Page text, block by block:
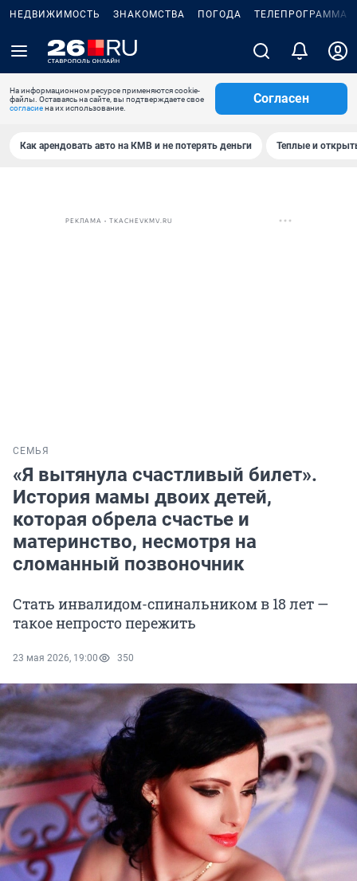
НЕДВИЖИМОСТЬ ЗНАКОМСТВА ПОГОДА ТЕЛЕПРОГРАММА
На информационном ресурсе применяются cookie-
файлы. Оставаясь на сайте, вы подтверждаете свое
согласиена их использование.
Согласен
Как арендовать авто на КМВ и не потерять деньги Теплые и
РЕКЛАМА • TKACHEVKMV.RU
СЕМЬЯ
«Я вытянула счастливый билет».
История мамы двоих детей,
которая обрела счастье и
материнство, несмотря на
сломанный позвоночник
Стать инвалидом-спинальником в 18 лет —
такое непросто пережить
23 мая 2026, 19:00 350